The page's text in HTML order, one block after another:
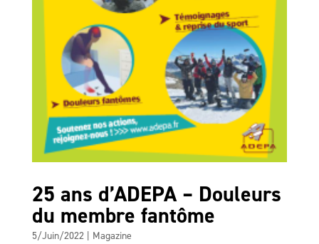
25 ans d’ADEPA – Douleurs
du membre fantôme
5/Juin/2022| Magazine